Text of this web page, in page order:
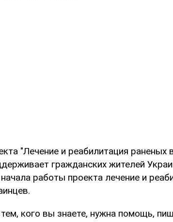
"Лечение и реабилитация
гражданских жителей
работы проекта лечение и
кого вы знаете, нужна помощь,